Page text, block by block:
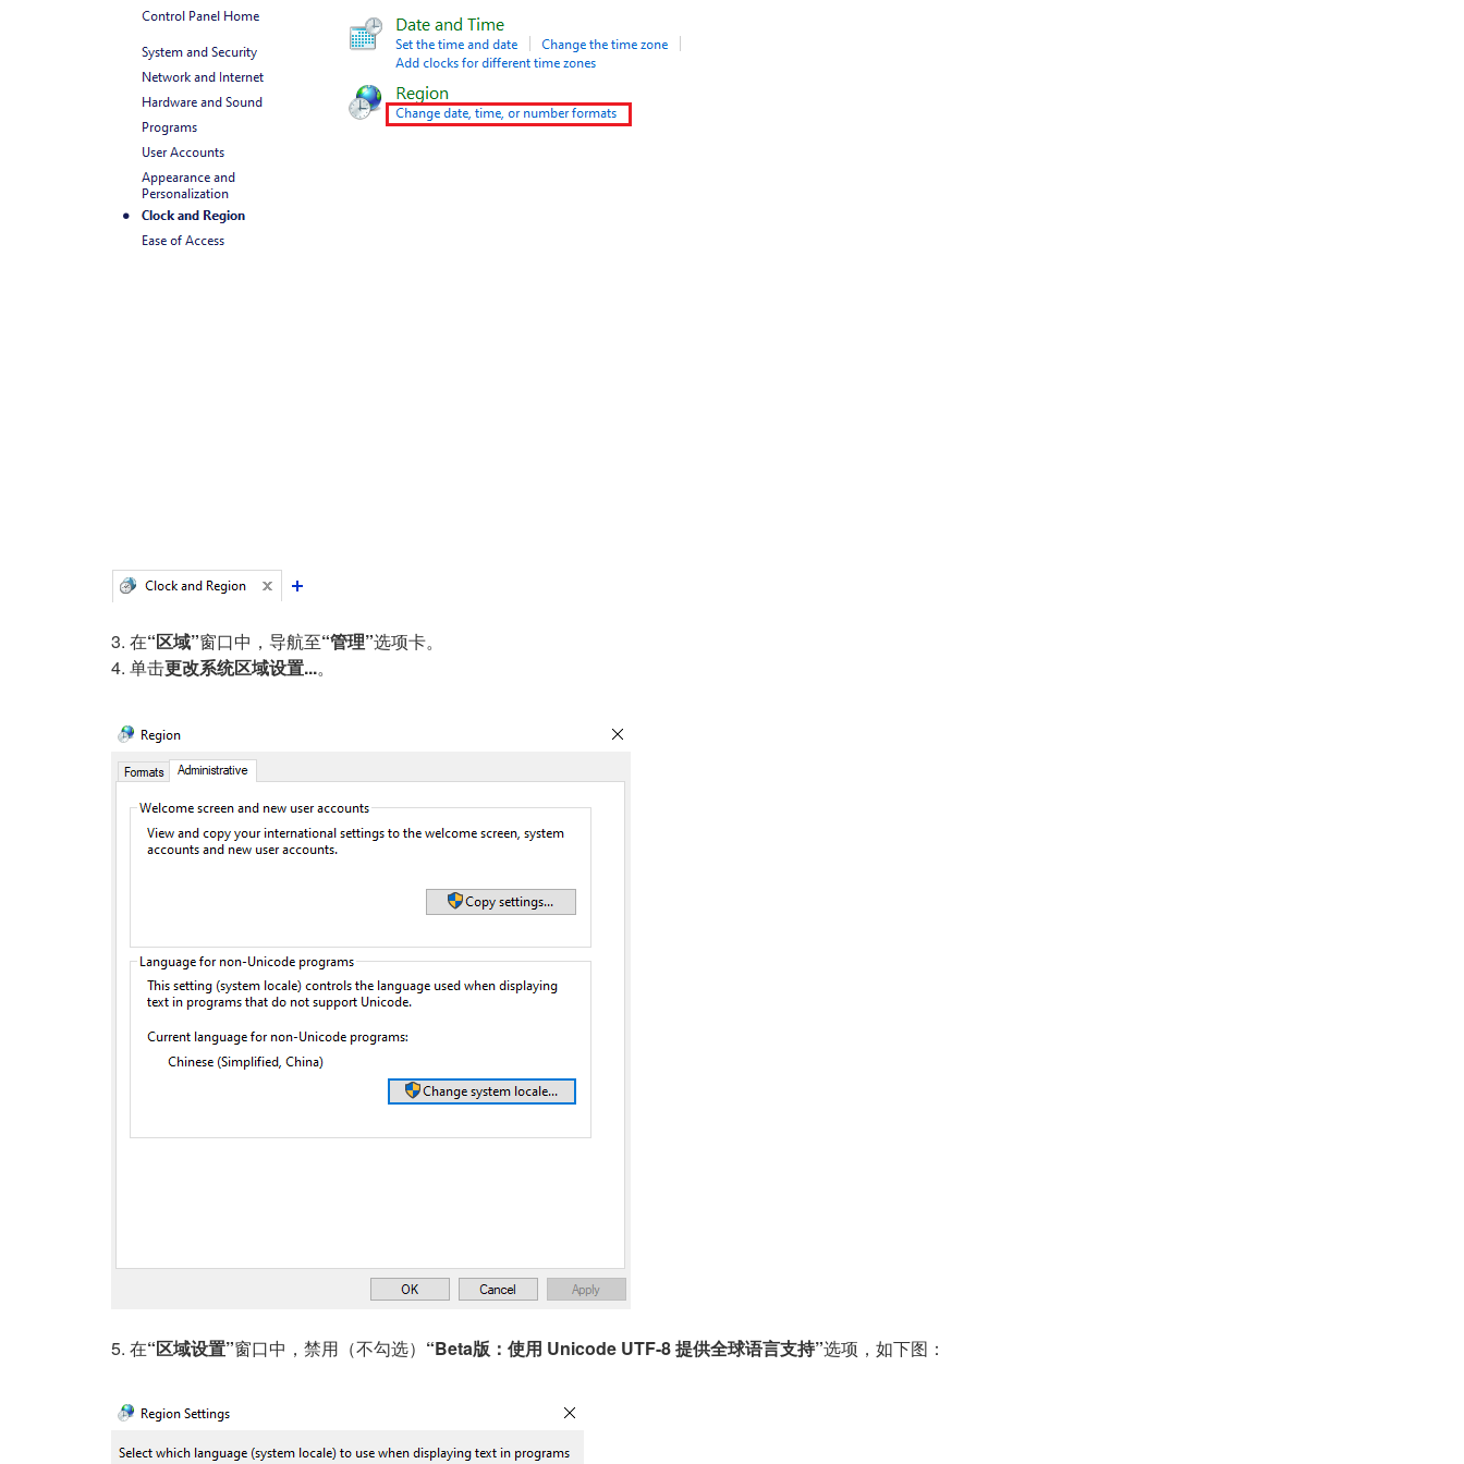
3. 在“区域”窗口中，导航至“管理”选项卡。
4. 单击更改系统区域设置...。
5. 在“区域设置”窗口中，禁用（不勾选） “Beta版：使用 Unicode UTF-8 提供全球语言支持”选项，如下图：